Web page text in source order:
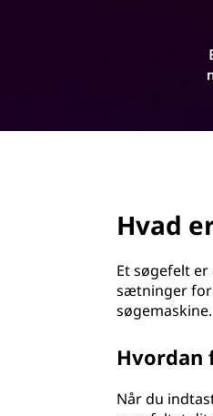
Hvad
Et søgefelt
sætninger for
søgemaskine.
Hvordan
Når du